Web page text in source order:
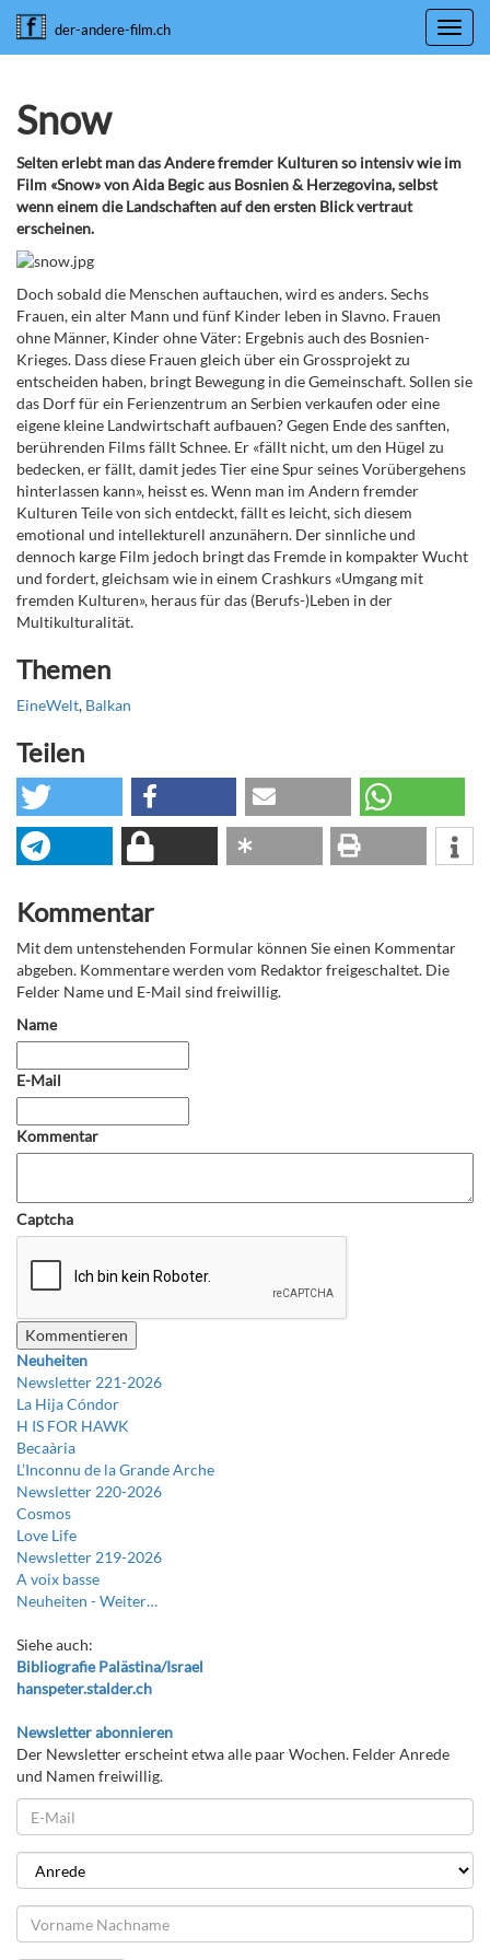
der-andere-film.ch
Snow
Selten erlebt man das Andere fremder Kulturen so intensiv wie im
Film «Snow» von Aida Begic aus Bosnien & Herzegovina, selbst
wenn einem die Landschaften auf den ersten Blick vertraut
erscheinen.
Doch sobald die Menschen auftauchen, wird es anders. Sechs
Frauen, ein alter Mann und fünf Kinder leben in Slavno. Frauen
ohne Männer, Kinder ohne Väter: Ergebnis auch des Bosnien-
Krieges. Dass diese Frauen gleich über ein Grossprojekt zu
entscheiden haben, bringt Bewegung in die Gemeinschaft. Sollen sie
das Dorf für ein Ferienzentrum an Serbien verkaufen oder eine
eigene kleine Landwirtschaft aufbauen? Gegen Ende des sanften,
berührenden Films fällt Schnee. Er «fällt nicht, um den Hügel zu
bedecken, er fällt, damit jedes Tier eine Spur seines Vorübergehens
hinterlassen kann», heisst es. Wenn man im Andern fremder
Kulturen Teile von sich entdeckt, fällt es leicht, sich diesem
emotional und intellekturell anzunähern. Der sinnliche und
dennoch karge Film jedoch bringt das Fremde in kompakter Wucht
und fordert, gleichsam wie in einem Crashkurs «Umgang mit
fremden Kulturen», heraus für das (Berufs-)Leben in der
Multikulturalität.
Themen
EineWelt, Balkan
Teilen
Kommentar
Mit dem untenstehenden Formular können Sie einen Kommentar
abgeben. Kommentare werden vom Redaktor freigeschaltet. Die
Felder Name und E-Mail sind freiwillig.
Name
E-Mail
Kommentar
Captcha
Neuheiten
Newsletter 221-2026
La Hija Cóndor
H IS FOR HAWK
Becaària
L’Inconnu de la Grande Arche
Newsletter 220-2026
Cosmos
Love Life
Newsletter 219-2026
A voix basse
Neuheiten -Weiter…
Siehe auch:
Bibliografie Palästina/Israel
hanspeter.stalder.ch
Newsletter abonnieren
Der Newsletter erscheint etwa alle paar Wochen. Felder Anrede
und Namen freiwillig.